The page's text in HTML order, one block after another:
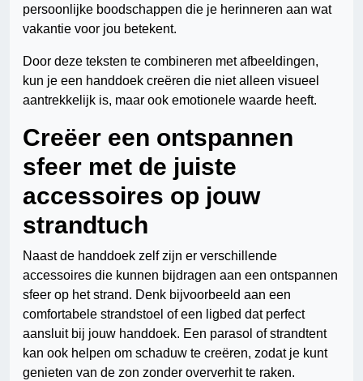
persoonlijke boodschappen die je herinneren aan wat
vakantie voor jou betekent.
Door deze teksten te combineren met afbeeldingen,
kun je een handdoek creëren die niet alleen visueel
aantrekkelijk is, maar ook emotionele waarde heeft.
Creëer een ontspannen
sfeer met de juiste
accessoires op jouw
strandtuch
Naast de handdoek zelf zijn er verschillende
accessoires die kunnen bijdragen aan een ontspannen
sfeer op het strand. Denk bijvoorbeeld aan een
comfortabele strandstoel of een ligbed dat perfect
aansluit bij jouw handdoek. Een parasol of strandtent
kan ook helpen om schaduw te creëren, zodat je kunt
genieten van de zon zonder oververhit te raken.